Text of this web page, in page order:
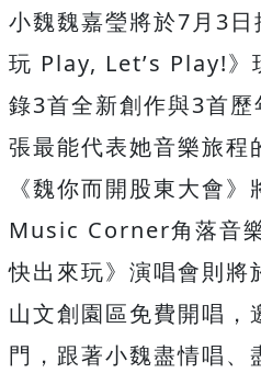
小魏魏嘉瑩將於7月 3
玩 Play, Let’s Play!》
錄3首全新創作與3首歷
張最能代表她音樂旅程
《魏你而開股東大會》
Music Corner角落音
快出來玩》演唱會則將
山文創園區免費開唱，
門， 跟著小魏盡情唱、